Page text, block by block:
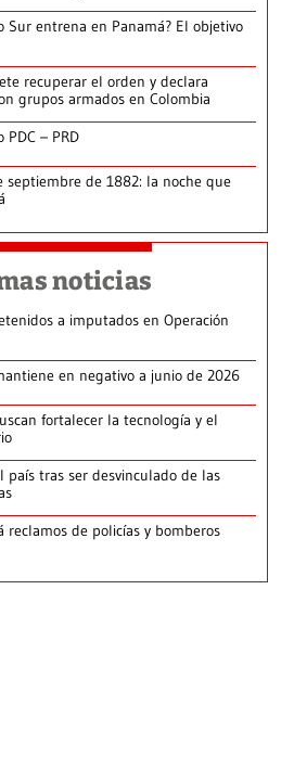
Sur entrena en Panamá? El objetivo
recuperar el orden y declara
grupos armados en Colombia
– PRD
de 1882: la noche que
noticias
a imputados en Operación
en negativo a junio de 2026
fortalecer la tecnología y el
país tras ser desvinculado de las
reclamos de policías y bomberos